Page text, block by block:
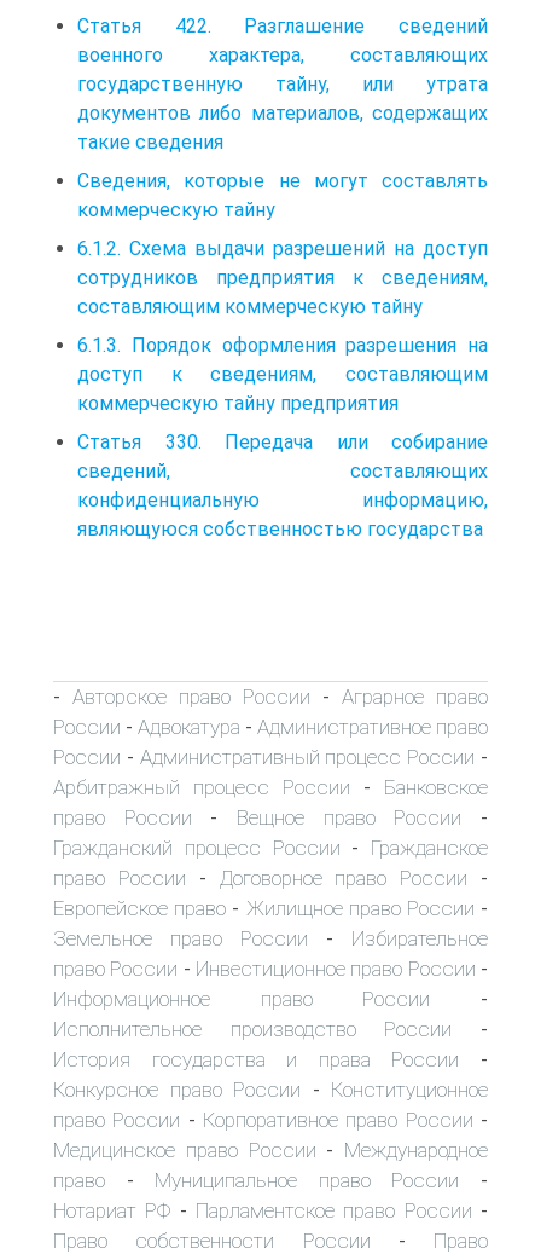
Статья 422. Разглашение сведений
военного характера, составляющих
государственную тайну, или утрата
документов либо материалов, содержащих
такие сведения
Сведения, которые не могут составлять
коммерческую тайну
6.1.2. Схема выдачи разрешений на доступ
сотрудников предприятия к сведениям,
составляющим коммерческую тайну
6.1.3. Порядок оформления разрешения на
доступ к сведениям, составляющим
коммерческую тайну предприятия
Статья 330. Передача или собирание
сведений, составляющих
конфиденциальную информацию,
являющуюся собственностью государства
- Авторское право России - Аграрное право
России - Адвокатура - Административное право
России - Административный процесс России -
Арбитражный процесс России - Банковское
право России - Вещное право России -
Гражданский процесс России - Гражданское
право России - Договорное право России -
Европейское право - Жилищное право России -
Земельное право России - Избирательное
право России - Инвестиционное право России -
Информационное право России -
Исполнительное производство России -
История государства и права России -
Конкурсное право России - Конституционное
право России - Корпоративное право России -
Медицинское право России - Международное
право - Муниципальное право России -
Нотариат РФ - Парламентское право России -
Право собственности России - Право